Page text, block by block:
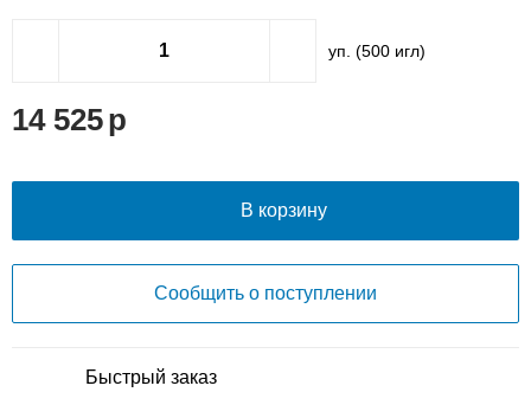
уп. (500игл)
14 525
В корзину
Сообщить о поступлении
Быстрый заказ